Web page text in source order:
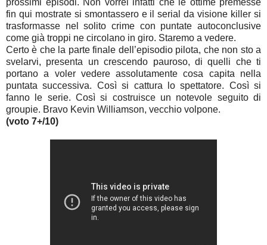
fin qui mostrate si smontassero e il serial da visione killer si
trasformasse nel solito crime con puntate autoconclusive
come già troppi ne circolano in giro. Staremo a vedere.
Certo è che la parte finale dell’episodio pilota, che non sto a
svelarvi, presenta un crescendo pauroso, di quelli che ti
portano a voler vedere assolutamente cosa capita nella
puntata successiva. Così si cattura lo spettatore. Così si
fanno le serie. Così si costruisce un notevole seguito di
groupie. Bravo Kevin Williamson, vecchio volpone.
(voto 7+/10)